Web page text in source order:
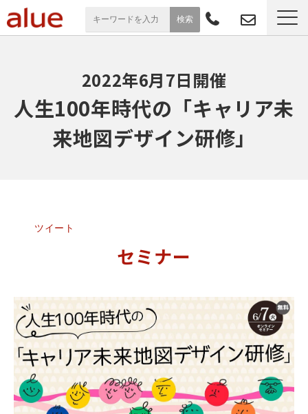
導入事例
お役立ち情報
2022年6月7日開催
人生100年時代の「キャリア未
来地図デザイン研修」
ツイート
セミナー